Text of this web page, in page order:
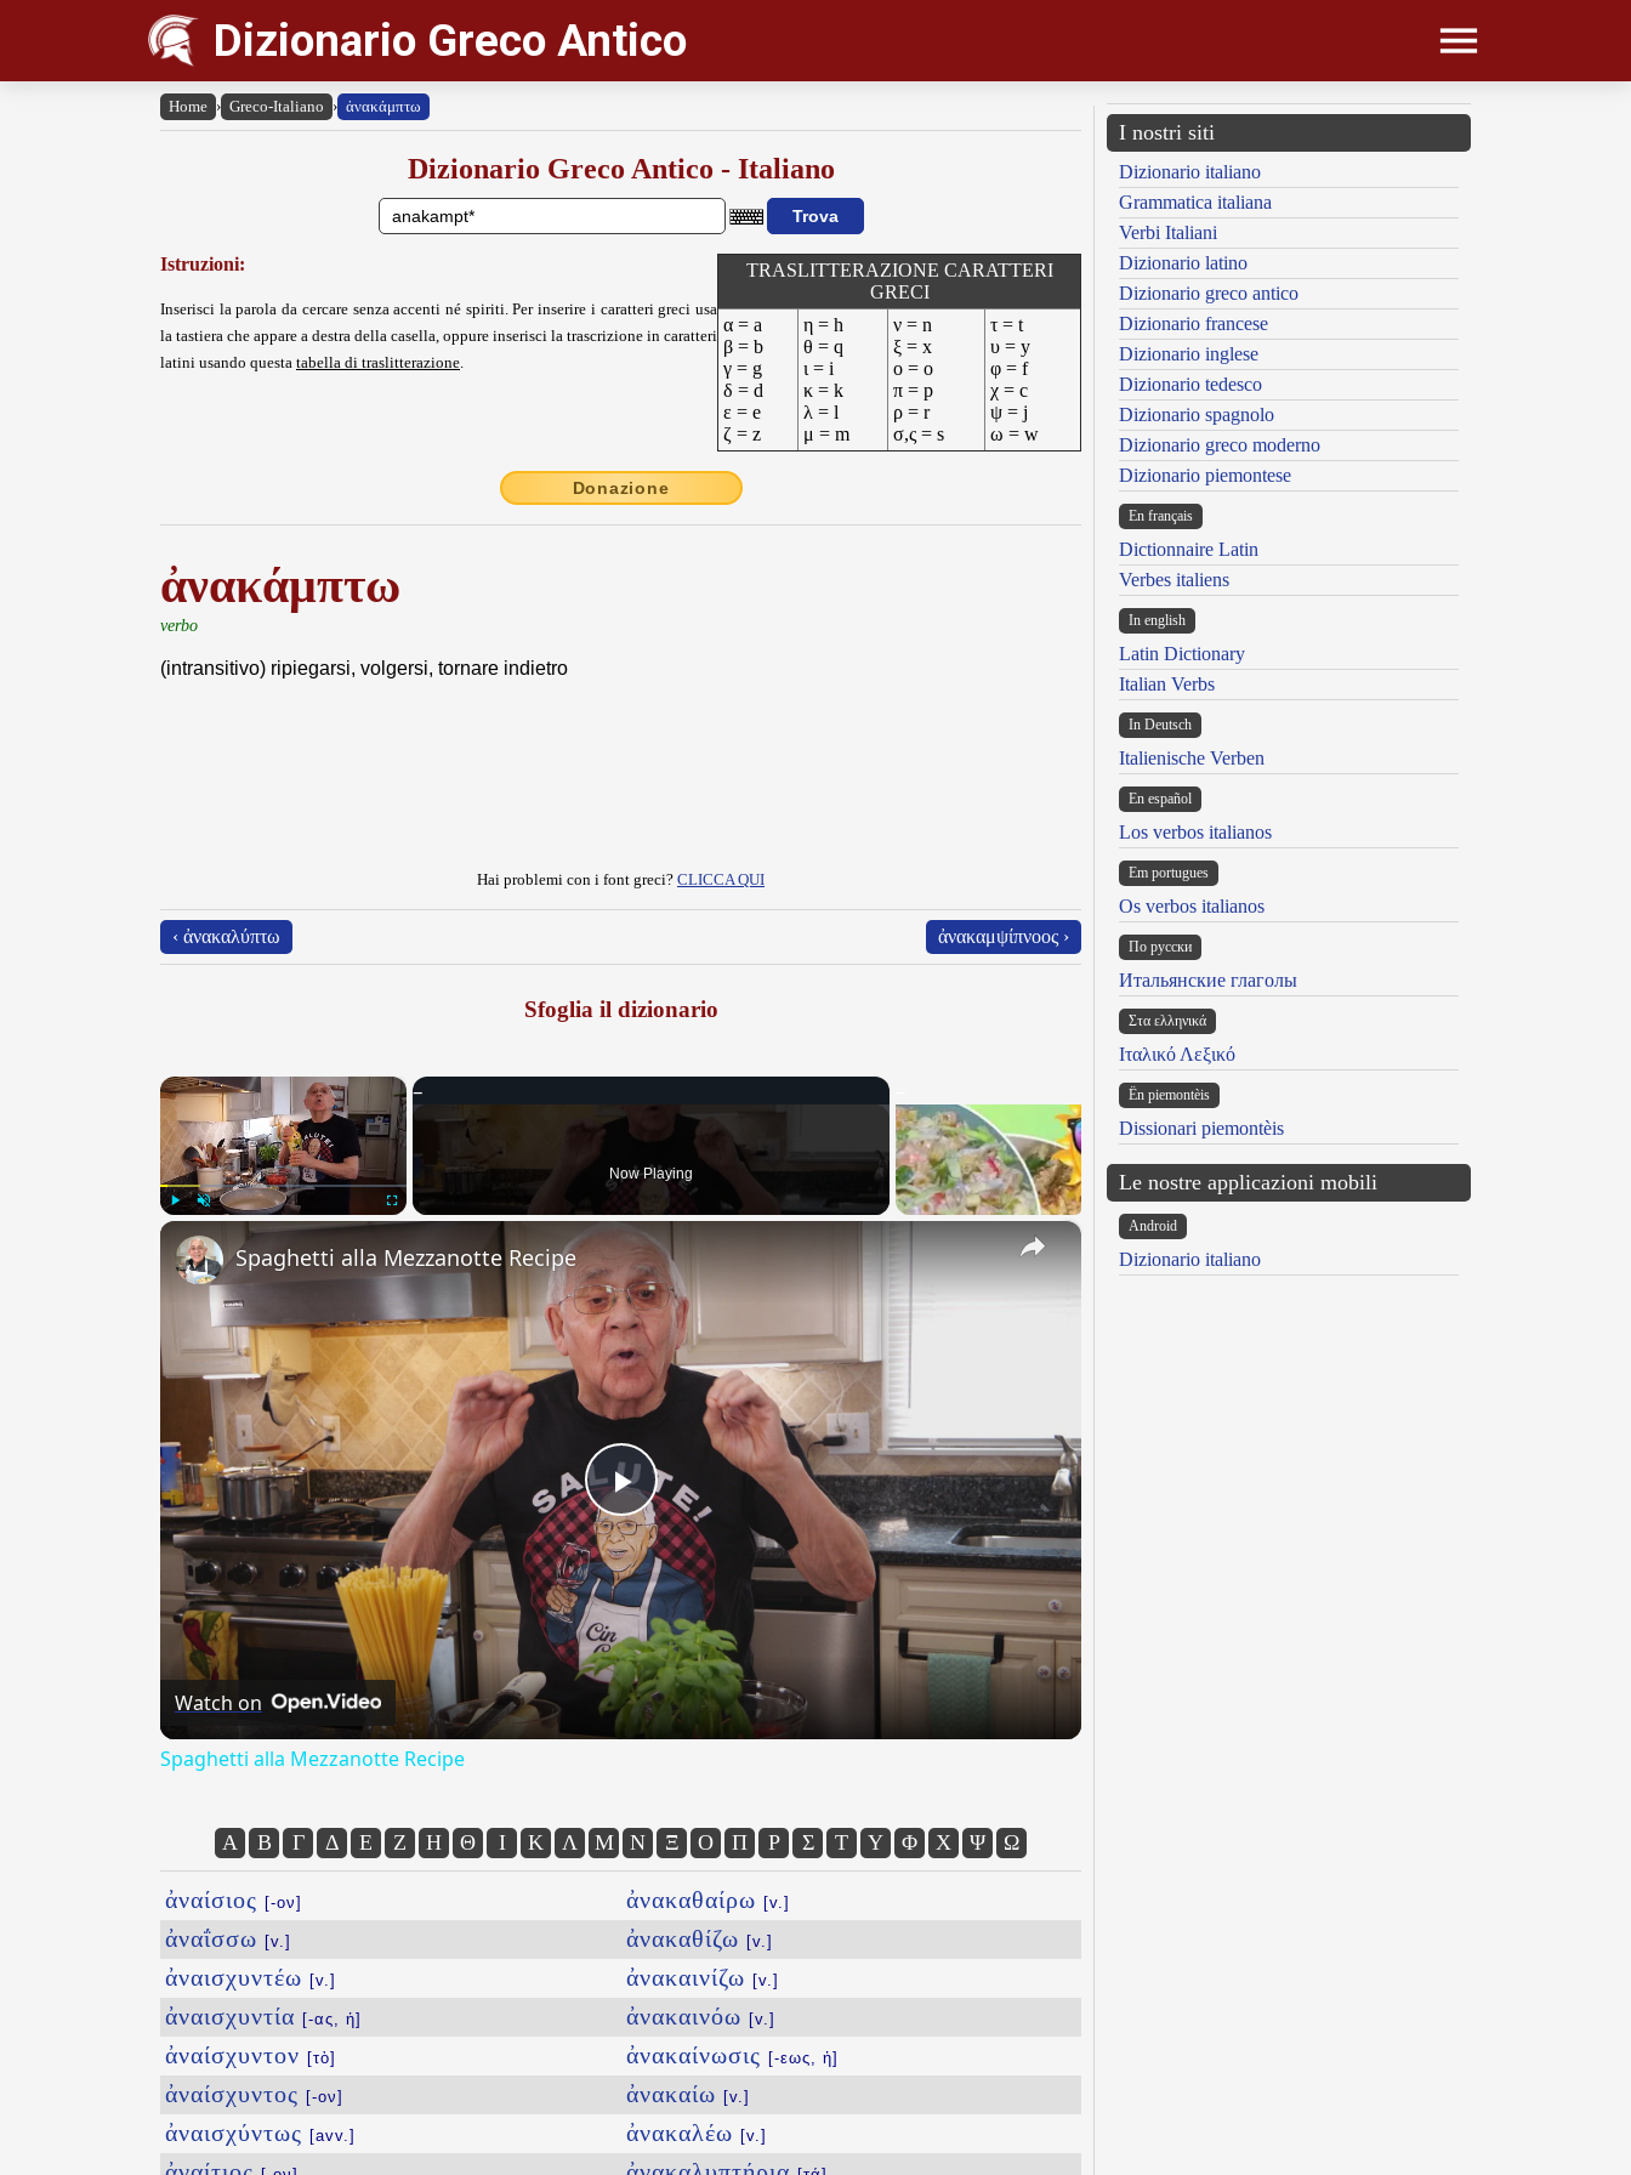
Dizionario Greco Antico
Home › Greco-Italiano › ἀνακάμπτω
Dizionario Greco Antico - Italiano
Istruzioni:
Inserisci la parola da cercare senza accenti né spiriti. Per inserire i caratteri greci usa
la tastiera che appare a destra della casella, oppure inserisci la trascrizione in caratteri
latini usando questa tabella di traslitterazione.
TRASLITTERAZIONE CARATTERI
GRECI
α = a
β = b
γ = g
δ = d
ε = e
ζ = z
η = h
θ = q
ι = i
κ = k
λ = l
μ = m
ν = n
ξ = x
ο = o
π = p
ρ = r
σ,ς = s
τ = t
υ = y
φ = f
χ = c
ψ = j
ω = w
Donazione
ἀνακάμπτω
verbo
(intransitivo) ripiegarsi, volgersi, tornare indietro
Hai problemi con i font greci? CLICCA QUI
‹ ἀνακαλύπτω ἀνακαμψίπνοος ›
Sfoglia il dizionario
×
Fullscreen
Now Playing
×
Play
Video
Spaghetti alla Mezzanotte Recipe
Watch on
Spaghetti alla Mezzanotte Recipe
Α Β Γ Δ Ε Ζ Η Θ Ι Κ Λ Μ Ν Ξ Ο Π Ρ Σ Τ Υ Φ Χ Ψ Ω
ἀναίσιος [-ον]
ἀναΐσσω [v.]
ἀναισχυντέω [v.]
ἀναισχυντία [-ας, ἡ]
ἀναίσχυντον [τὸ]
ἀναίσχυντος [-ον]
ἀναισχύντως [avv.]
ἀνακαθαίρω [v.]
ἀνακαθίζω [v.]
ἀνακαινίζω [v.]
ἀνακαινόω [v.]
ἀνακαίνωσις [-εως, ἡ]
ἀνακαίω [v.]
ἀνακαλέω [v.]
I nostri siti
Dizionario italiano
Grammatica italiana
Verbi Italiani
Dizionario latino
Dizionario greco antico
Dizionario francese
Dizionario inglese
Dizionario tedesco
Dizionario spagnolo
Dizionario greco moderno
Dizionario piemontese
En français
Dictionnaire Latin
Verbes italiens
In english
Latin Dictionary
Italian Verbs
In Deutsch
Italienische Verben
En español
Los verbos italianos
Em portugues
Os verbos italianos
По русски
Итальянские глаголы
Στα ελληνικά
Ιταλικό Λεξικό
Ën piemontèis
Dissionari piemontèis
Le nostre applicazioni mobili
Android
Dizionario italiano